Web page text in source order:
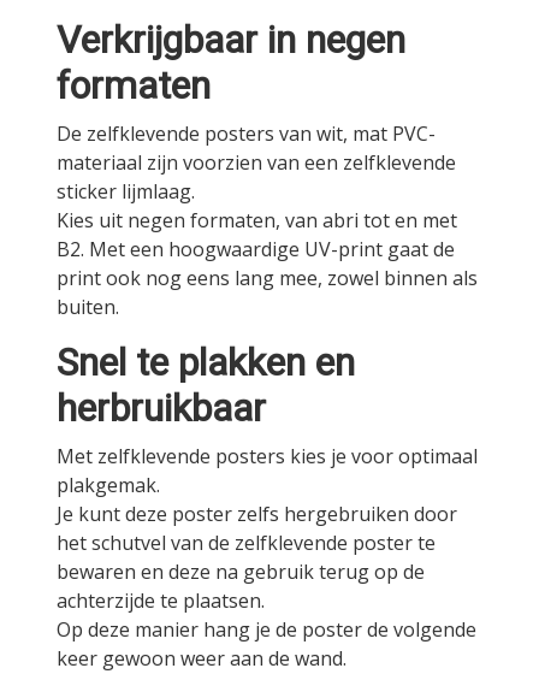
Verkrijgbaar in negen
formaten
De zelfklevende posters van wit, mat PVC-
materiaal zijn voorzien van een zelfklevende
sticker lijmlaag.
Kies uit negen formaten, van abri tot en met
B2. Met een hoogwaardige UV-print gaat de
print ook nog eens lang mee, zowel binnen als
buiten.
Snel te plakken en
herbruikbaar
Met zelfklevende posters kies je voor optimaal
plakgemak.
Je kunt deze poster zelfs hergebruiken door
het schutvel van de zelfklevende poster te
bewaren en deze na gebruik terug op de
achterzijde te plaatsen.
Op deze manier hang je de poster de volgende
keer gewoon weer aan de wand.